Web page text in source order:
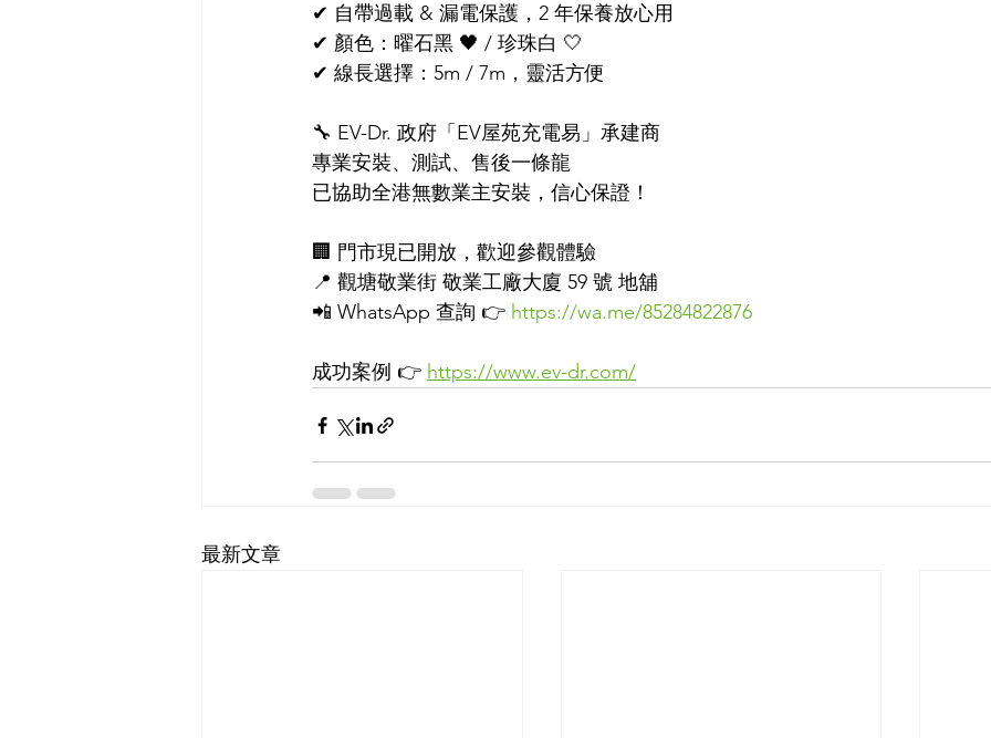
✔ 自帶過載 & 漏電保護，2 年保養放心用
✔ 顏色：曜石黑 🖤 / 珍珠白 🤍
✔ 線長選擇：5m / 7m，靈活方便
🔧 EV-Dr. 政府「EV屋苑充電易」承建商
專業安裝、測試、售後一條龍
已協助全港無數業主安裝，信心保證！
🏢 門市現已開放，歡迎參觀體驗
📍 觀塘敬業街 敬業工廠大廈 59 號 地舖
📲 WhatsApp 查詢 👉 https://wa.me/85284822876
成功案例 👉 https://www.ev-dr.com/
最新文章